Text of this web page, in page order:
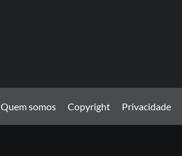
Quem somos Copyright Privacidade